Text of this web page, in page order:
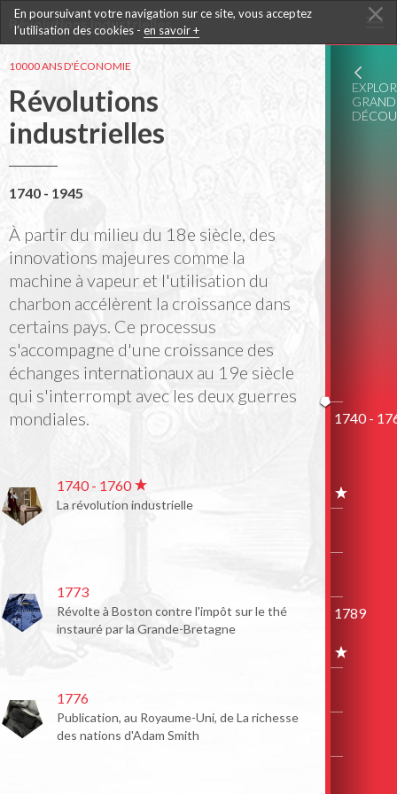
Révolutions industrielles
10000 ANS D'ÉCONOMIE
Révolutions
industrielles
1740 - 1945
À partir du milieu du 18e siècle, des
innovations majeures comme la
machine à vapeur et l'utilisation du
charbon accélèrent la croissance dans
certains pays. Ce processus
s'accompagne d'une croissance des
échanges internationaux au 19e siècle
qui s'interrompt avec les deux guerres
mondiales.
1740 - 1760
La révolution industrielle
1773
Révolte à Boston contre l'impôt sur le thé
instauré par la Grande-Bretagne
1776
Publication, au Royaume-Uni, de La richesse
des nations d'Adam Smith
1740 -
1789
En poursuivant votre navigation sur ce site, vous acceptez
l’utilisation des cookies - en savoir +